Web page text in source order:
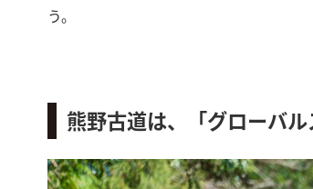
う。
熊野古道は、「グローバ